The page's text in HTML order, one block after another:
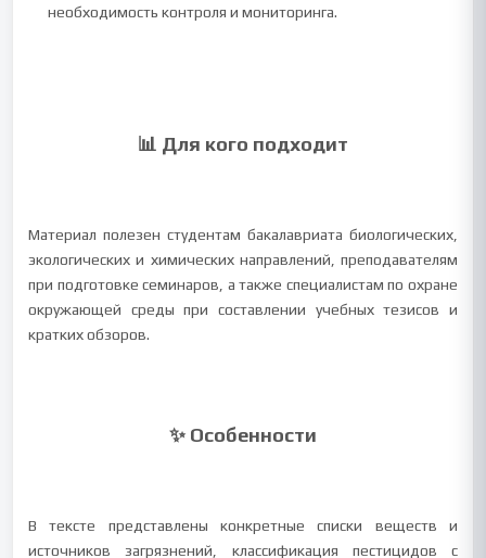
необходимость контроля и мониторинга.
📊 Для кого подходит
Материал полезен студентам бакалавриата биологических,
экологических и химических направлений, преподавателям
при подготовке семинаров, а также специалистам по охране
окружающей среды при составлении учебных тезисов и
кратких обзоров.
✨ Особенности
В тексте представлены конкретные списки веществ и
источников загрязнений, классификация пестицидов с